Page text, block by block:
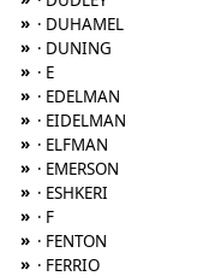
» · DUHAMEL
» · DUNING
» · E
» · EDELMAN
» · EIDELMAN
» · ELFMAN
» · EMERSON
» · ESHKERI
» · F
» · FENTON
» · FERRIO